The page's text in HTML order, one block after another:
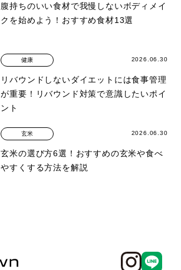
腹持ちのいい食材で我慢しないボディメイ
クを始めよう！おすすめ食材13選
健康 2026.06.30
リバウンドしないダイエットには食事管理
が重要！リバウンド対策で意識したいポイ
ント
玄米 2026.06.30
玄米の選び方6選！おすすめの玄米や食べ
やすくする方法を解説